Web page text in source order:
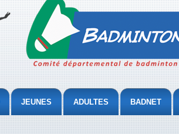
JEUNES ADULTES BADNET